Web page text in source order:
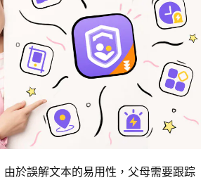
於誤解文本的易用性，父母需要跟踪